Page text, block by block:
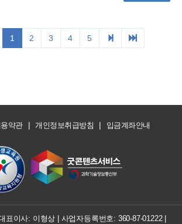
약관 | 개인정보취급방침 | 입금계좌안내
표이사: 이형상 | 사업자등록번호: 360-87-01222|